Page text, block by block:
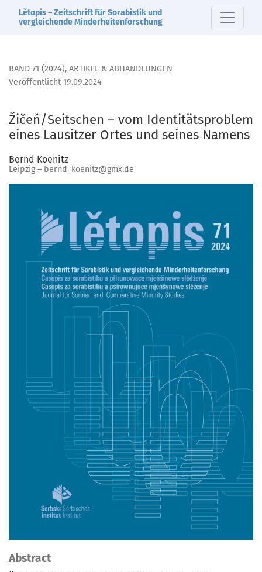
Žičeń/Seitschen – vom Identitätsproblem eines Lausitzer
Lětopis – Zeitschrift für Sorabistik und
vergleichende Minderheitenforschung
BAND 71 (2024), ARTIKEL & ABHANDLUNGEN
Žičeń/Seitschen – vom Identitätsproblem
eines Lausitzer Ortes und seines Namens
Veröffentlicht 19.09.2024
Bernd Koenitz
Leipzig – bernd_koenitz@gmx.de
Abstract